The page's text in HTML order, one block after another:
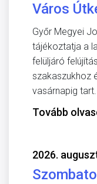
Város
Győr Megyei
tájékoztatja a
felüljáró
szakaszukhoz
vasárnapig
Tovább
2026.